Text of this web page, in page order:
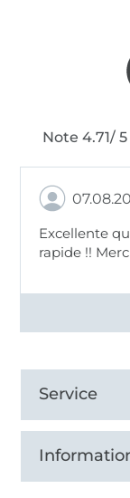
Note 4.71/
Excellente
rapide !!
Voir tous
Service